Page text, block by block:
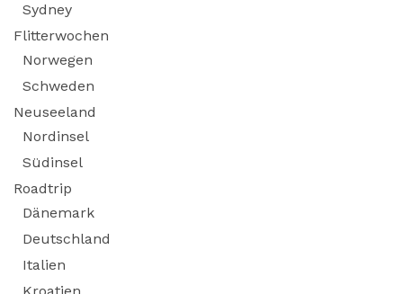
Sydney
Flitterwochen
Norwegen
Schweden
Neuseeland
Nordinsel
Südinsel
Roadtrip
Dänemark
Deutschland
Italien